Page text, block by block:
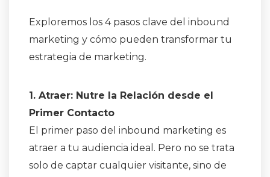
Exploremos los 4 pasos clave del inbound
marketing y cómo pueden transformar tu
estrategia de marketing.
1. Atraer: Nutre la Relación desde el
Primer Contacto
El primer paso del inbound marketing es
atraer a tu audiencia ideal. Pero no se trata
solo de captar cualquier visitante, sino de